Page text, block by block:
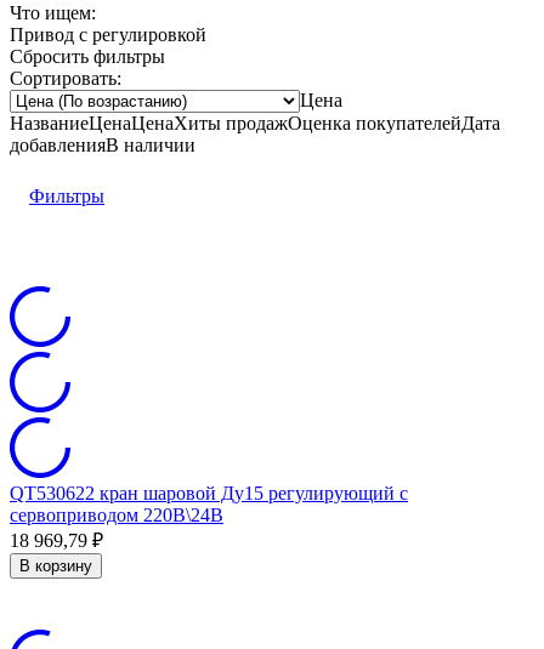
Что ищем:
Привод с регулировкой
Сбросить фильтры
Сортировать:
Цена
НазваниеЦенаЦенаХиты продажОценка покупателейДата
добавленияВ наличии
Фильтры
QT530622 кран шаровой Ду15 регулирующий с
сервоприводом 220В\24В
18 969,79 ₽
В корзину